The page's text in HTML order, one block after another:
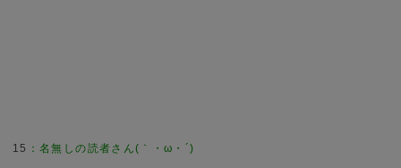
15 ：名無しの読者さん(｀・ω・´)